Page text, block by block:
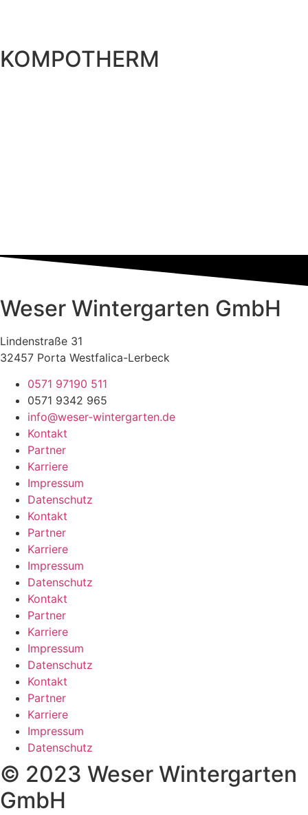
KOMPOTHERM
Weser Wintergarten GmbH
Lindenstraße 31
32457 Porta Westfalica-Lerbeck
0571 97190 511
0571 9342 965
info@weser-wintergarten.de
Kontakt
Partner
Karriere
Impressum
Datenschutz
Kontakt
Partner
Karriere
Impressum
Datenschutz
Kontakt
Partner
Karriere
Impressum
Datenschutz
Kontakt
Partner
Karriere
Impressum
Datenschutz
© 2023 Weser Wintergarten
GmbH